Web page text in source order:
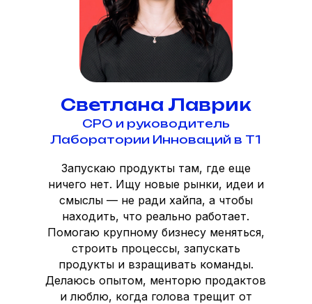
Светлана Лаврик
CPO и руководитель
Лаборатории Инноваций в Т1
Запускаю продукты там, где еще
ничего нет. Ищу новые рынки, идеи и
смыслы — не ради хайпа, а чтобы
находить, что реально работает.
Помогаю крупному бизнесу меняться,
строить процессы, запускать
продукты и взращивать команды.
Делаюсь опытом, менторю продактов
и люблю, когда голова трещит от